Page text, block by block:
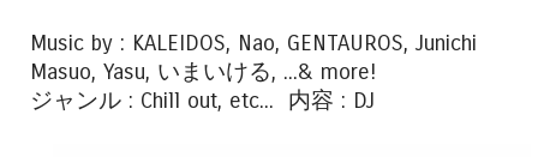
Music by : KALEIDOS, Nao, GENTAUROS, Junichi
Masuo, Yasu, いまいける, ...& more!
ジャンル : Chill out, etc... 内容 : DJ